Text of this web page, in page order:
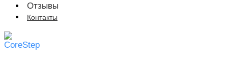
Отзывы
Контакты